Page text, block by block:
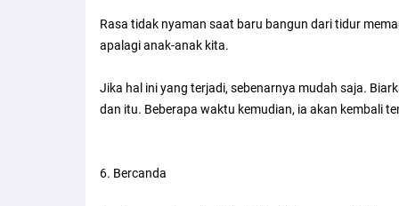
Rasa tidak nyaman saat baru bangun dari tidur
apalagi anak-anak kita.
Jika hal ini yang terjadi, sebenarnya mudah saja.
dan itu. Beberapa waktu kemudian, ia akan kembali
6. Bercanda